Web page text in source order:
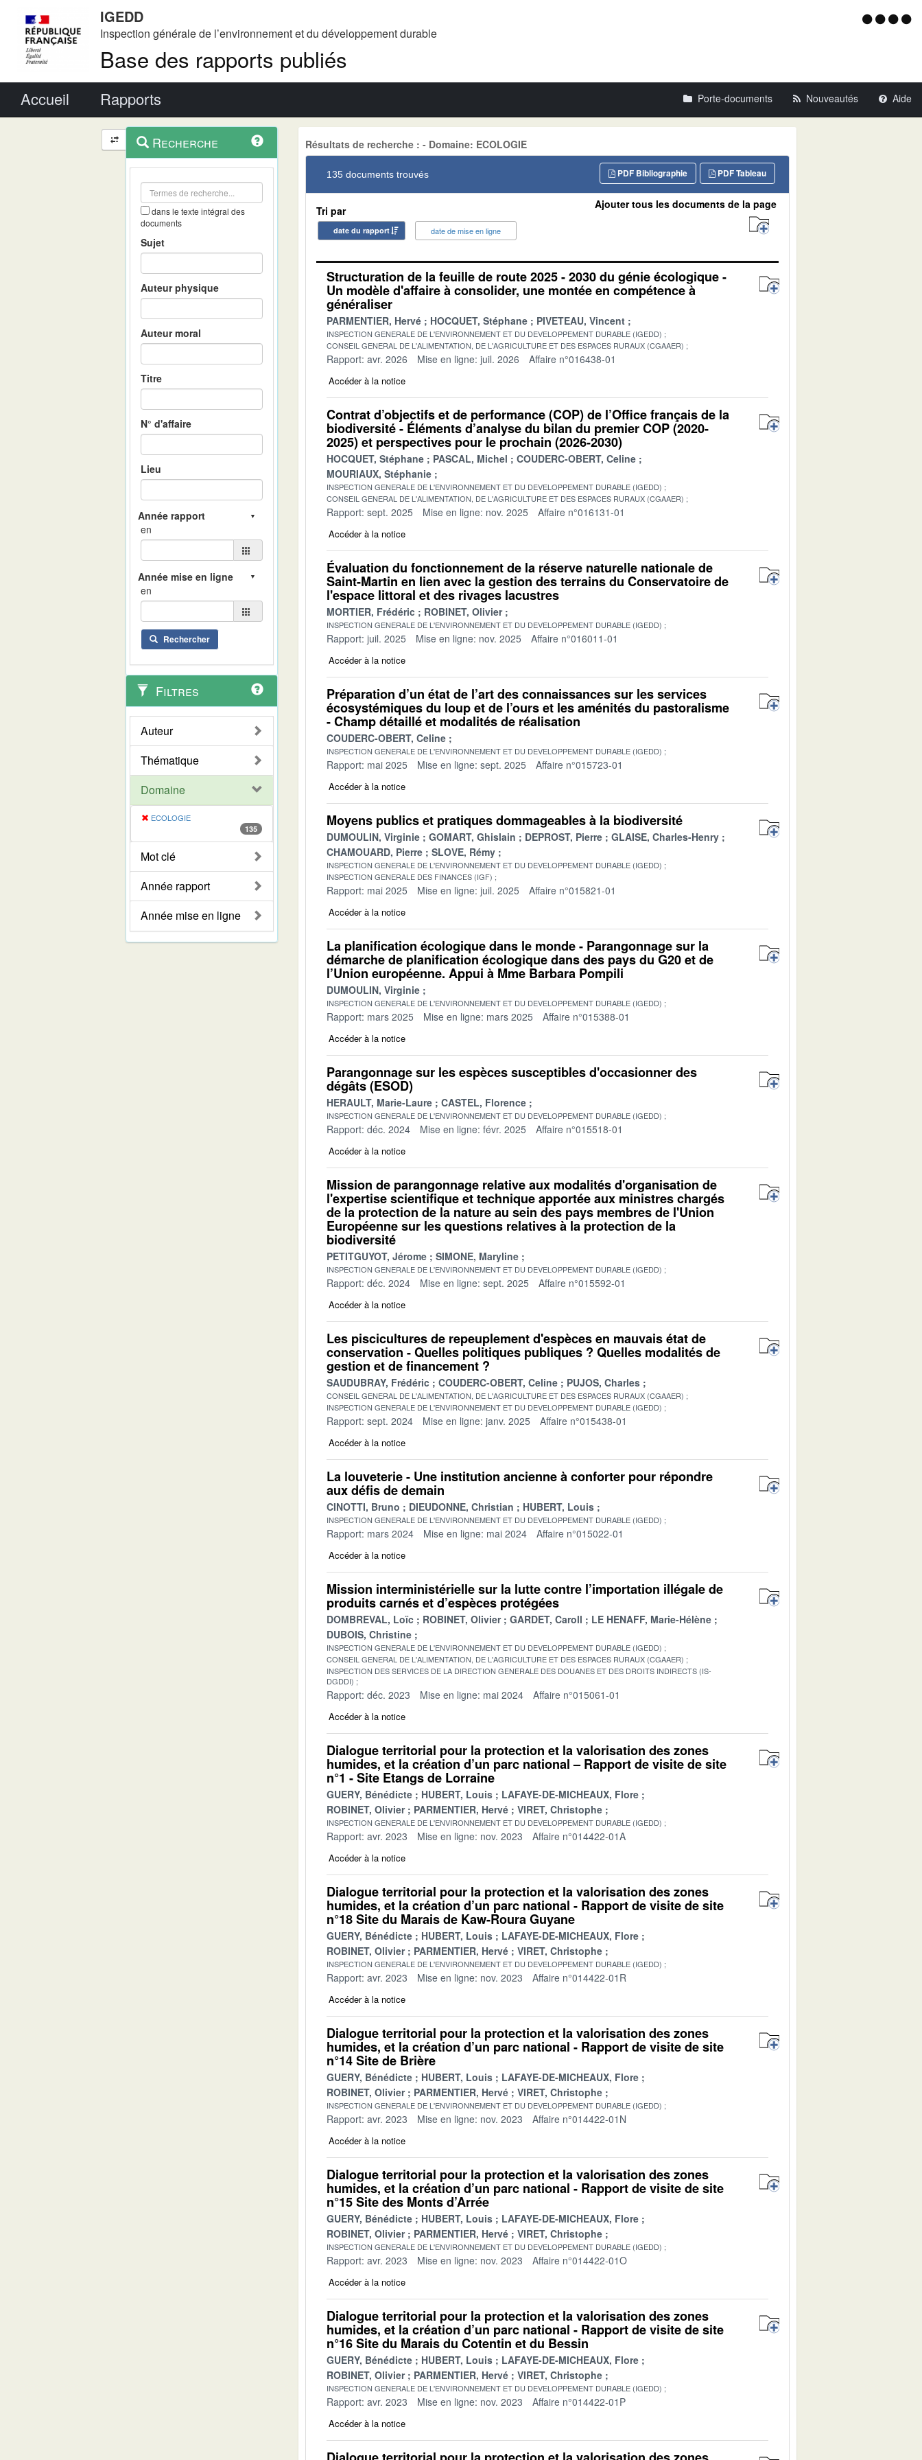
IGEDD
Inspection générale de l’environnement et du développement durable
Base des rapports publiés
Menu
Accueil Rapports Porte-documents Nouveautés Aide
Navigation
et
outils
contextuel
Recherche
dans le texte intégral des
documents
Sujet
Auteur physique
Auteur moral
Titre
N° d'affaire
Lieu
en
en
Rechercher
Filtres
Auteur
Thématique
Domaine
ECOLOGIE
135
Mot clé
Année rapport
Année mise en ligne
Résultats de recherche : - Domaine: ECOLOGIE
135 documents trouvés PDF Tableau
PDF Bibliographie
Tri par
date du rapport date de mise en ligne
Ajouter tous les documents de la page
Structuration de la feuille de route 2025 - 2030 du génie écologique -
Un modèle d'affaire à consolider, une montée en compétence à
généraliser
PARMENTIER, Hervé HOCQUET, Stéphane PIVETEAU, Vincent
INSPECTION GENERALE DE L'ENVIRONNEMENT ET DU DEVELOPPEMENT DURABLE (IGEDD)
CONSEIL GENERAL DE L'ALIMENTATION, DE L'AGRICULTURE ET DES ESPACES RURAUX (CGAAER)
Rapport: avr. 2026 Mise en ligne: juil. 2026 Affaire n°016438-01
Accéder à la notice
Contrat d’objectifs et de performance (COP) de l’Office français de la
biodiversité - Éléments d’analyse du bilan du premier COP (2020-
2025) et perspectives pour le prochain (2026-2030)
HOCQUET, Stéphane PASCAL, Michel
COUDERC-OBERT, Celine
MOURIAUX, Stéphanie
INSPECTION GENERALE DE L'ENVIRONNEMENT ET DU DEVELOPPEMENT DURABLE (IGEDD)
CONSEIL GENERAL DE L'ALIMENTATION, DE L'AGRICULTURE ET DES ESPACES RURAUX (CGAAER)
Rapport: sept. 2025 Mise en ligne: nov. 2025 Affaire n°016131-01
Accéder à la notice
Évaluation du fonctionnement de la réserve naturelle nationale de
Saint-Martin en lien avec la gestion des terrains du Conservatoire de
l'espace littoral et des rivages lacustres
MORTIER, Frédéric ROBINET, Olivier
INSPECTION GENERALE DE L'ENVIRONNEMENT ET DU DEVELOPPEMENT DURABLE (IGEDD)
Rapport: juil. 2025 Mise en ligne: nov. 2025 Affaire n°016011-01
Accéder à la notice
Préparation d’un état de l’art des connaissances sur les services
écosystémiques du loup et de l’ours et les aménités du pastoralisme
- Champ détaillé et modalités de réalisation
COUDERC-OBERT, Celine
INSPECTION GENERALE DE L'ENVIRONNEMENT ET DU DEVELOPPEMENT DURABLE (IGEDD)
Rapport: mai 2025 Mise en ligne: sept. 2025 Affaire n°015723-01
Accéder à la notice
Moyens publics et pratiques dommageables à la biodiversité
DUMOULIN, Virginie GOMART, Ghislain DEPROST, Pierre
GLAISE, Charles-Henry
CHAMOUARD, Pierre
SLOVE, Rémy
INSPECTION GENERALE DE L'ENVIRONNEMENT ET DU DEVELOPPEMENT DURABLE (IGEDD)
INSPECTION GENERALE DES FINANCES (IGF)
Rapport: mai 2025 Mise en ligne: juil. 2025 Affaire n°015821-01
Accéder à la notice
La planification écologique dans le monde - Parangonnage sur la
démarche de planification écologique dans des pays du G20 et de
l’Union européenne. Appui à Mme Barbara Pompili
DUMOULIN, Virginie
INSPECTION GENERALE DE L'ENVIRONNEMENT ET DU DEVELOPPEMENT DURABLE (IGEDD)
Rapport: mars 2025 Mise en ligne: mars 2025 Affaire n°015388-01
Accéder à la notice
Parangonnage sur les espèces susceptibles d'occasionner des
dégâts (ESOD)
HERAULT, Marie-Laure CASTEL, Florence
INSPECTION GENERALE DE L'ENVIRONNEMENT ET DU DEVELOPPEMENT DURABLE (IGEDD)
Rapport: déc. 2024 Mise en ligne: févr. 2025 Affaire n°015518-01
Accéder à la notice
Mission de parangonnage relative aux modalités d'organisation de
l'expertise scientifique et technique apportée aux ministres chargés
de la protection de la nature au sein des pays membres de l'Union
Européenne sur les questions relatives à la protection de la
biodiversité
PETITGUYOT, Jérome SIMONE, Maryline
INSPECTION GENERALE DE L'ENVIRONNEMENT ET DU DEVELOPPEMENT DURABLE (IGEDD)
Rapport: déc. 2024 Mise en ligne: sept. 2025 Affaire n°015592-01
Accéder à la notice
Les piscicultures de repeuplement d'espèces en mauvais état de
conservation - Quelles politiques publiques ? Quelles modalités de
gestion et de financement ?
SAUDUBRAY, Frédéric COUDERC-OBERT, Celine PUJOS, Charles
CONSEIL GENERAL DE L'ALIMENTATION, DE L'AGRICULTURE ET DES ESPACES RURAUX (CGAAER)
INSPECTION GENERALE DE L'ENVIRONNEMENT ET DU DEVELOPPEMENT DURABLE (IGEDD)
Rapport: sept. 2024 Mise en ligne: janv. 2025 Affaire n°015438-01
Accéder à la notice
La louveterie - Une institution ancienne à conforter pour répondre
aux défis de demain
CINOTTI, Bruno DIEUDONNE, Christian HUBERT, Louis
INSPECTION GENERALE DE L'ENVIRONNEMENT ET DU DEVELOPPEMENT DURABLE (IGEDD)
Rapport: mars 2024 Mise en ligne: mai 2024 Affaire n°015022-01
Accéder à la notice
Mission interministérielle sur la lutte contre l’importation illégale de
produits carnés et d’espèces protégées
DOMBREVAL, Loïc ROBINET, Olivier GARDET, Caroll
LE HENAFF, Marie-Hélène
DUBOIS, Christine
INSPECTION GENERALE DE L'ENVIRONNEMENT ET DU DEVELOPPEMENT DURABLE (IGEDD)
CONSEIL GENERAL DE L'ALIMENTATION, DE L'AGRICULTURE ET DES ESPACES RURAUX (CGAAER)
INSPECTION DES SERVICES DE LA DIRECTION GENERALE DES DOUANES ET DES DROITS INDIRECTS (IS-
DGDDI)
Rapport: déc. 2023 Mise en ligne: mai 2024 Affaire n°015061-01
Accéder à la notice
Dialogue territorial pour la protection et la valorisation des zones
humides, et la création d’un parc national – Rapport de visite de site
n°1 - Site Etangs de Lorraine
GUERY, Bénédicte HUBERT, Louis
LAFAYE-DE-MICHEAUX, Flore
ROBINET, Olivier
PARMENTIER, Hervé VIRET, Christophe
INSPECTION GENERALE DE L'ENVIRONNEMENT ET DU DEVELOPPEMENT DURABLE (IGEDD)
Rapport: avr. 2023 Mise en ligne: nov. 2023 Affaire n°014422-01A
Accéder à la notice
Dialogue territorial pour la protection et la valorisation des zones
humides, et la création d’un parc national - Rapport de visite de site
n°18 Site du Marais de Kaw-Roura Guyane
GUERY, Bénédicte HUBERT, Louis
LAFAYE-DE-MICHEAUX, Flore
ROBINET, Olivier
PARMENTIER, Hervé VIRET, Christophe
INSPECTION GENERALE DE L'ENVIRONNEMENT ET DU DEVELOPPEMENT DURABLE (IGEDD)
Rapport: avr. 2023 Mise en ligne: nov. 2023 Affaire n°014422-01R
Accéder à la notice
Dialogue territorial pour la protection et la valorisation des zones
humides, et la création d’un parc national - Rapport de visite de site
n°14 Site de Brière
GUERY, Bénédicte HUBERT, Louis
LAFAYE-DE-MICHEAUX, Flore
ROBINET, Olivier
PARMENTIER, Hervé VIRET, Christophe
INSPECTION GENERALE DE L'ENVIRONNEMENT ET DU DEVELOPPEMENT DURABLE (IGEDD)
Rapport: avr. 2023 Mise en ligne: nov. 2023 Affaire n°014422-01N
Accéder à la notice
Dialogue territorial pour la protection et la valorisation des zones
humides, et la création d’un parc national - Rapport de visite de site
n°15 Site des Monts d’Arrée
GUERY, Bénédicte HUBERT, Louis
LAFAYE-DE-MICHEAUX, Flore
ROBINET, Olivier
PARMENTIER, Hervé VIRET, Christophe
INSPECTION GENERALE DE L'ENVIRONNEMENT ET DU DEVELOPPEMENT DURABLE (IGEDD)
Rapport: avr. 2023 Mise en ligne: nov. 2023 Affaire n°014422-01O
Accéder à la notice
Dialogue territorial pour la protection et la valorisation des zones
humides, et la création d’un parc national - Rapport de visite de site
n°16 Site du Marais du Cotentin et du Bessin
GUERY, Bénédicte HUBERT, Louis
LAFAYE-DE-MICHEAUX, Flore
ROBINET, Olivier
PARMENTIER, Hervé VIRET, Christophe
INSPECTION GENERALE DE L'ENVIRONNEMENT ET DU DEVELOPPEMENT DURABLE (IGEDD)
Rapport: avr. 2023 Mise en ligne: nov. 2023 Affaire n°014422-01P
Accéder à la notice